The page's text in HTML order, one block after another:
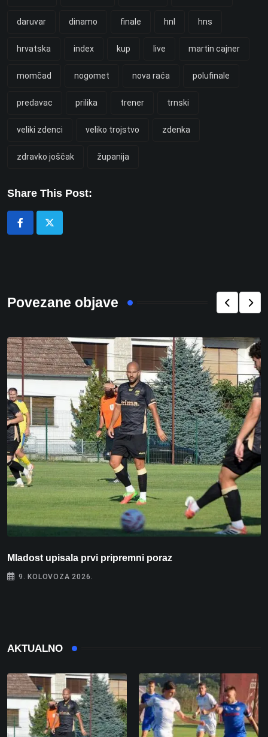
daruvar dinamo finale hnl hns
hrvatska index kup live martin cajner
momčad nogomet nova raća polufinale
predavac prilika trener trnski
veliki zdenci veliko trojstvo zdenka
zdravko joščak županija
Share This Post:
Povezane objave
Mladost upisala prvi pripremni poraz
9. KOLOVOZA 2026.
AKTUALNO